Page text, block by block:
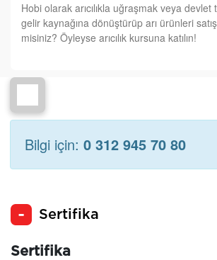
Hobi olarak arıcılıkla uğraşmak veya
gelir kaynağına dönüştürüp arı ürünleri
misiniz? Öyleyse arıcılık kursuna katılın!
Bilgi için: 0 312 945 70 80
Sertifika
Sertifika